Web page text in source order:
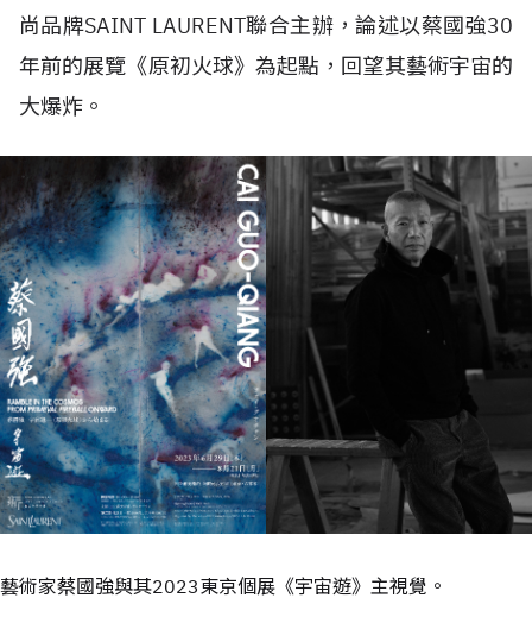
尚品牌SAINT LAURENT聯合主辦，論述以蔡國強30
年前的展覽《原初火球》為起點，回望其藝術宇宙的
大爆炸。
藝術家蔡國強與其2023東京個展《宇宙遊》主視覺。